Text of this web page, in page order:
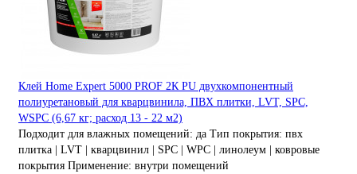
Клей Home Expert 5000 PROF 2К PU двухкомпонентный
полиуретановый для кварцвинила, ПВХ плитки, LVT, SPC,
WSPС (6,67 кг; расход 13 - 22 м2)
Подходит для влажных помещений: да Тип покрытия: пвх
плитка | LVT | кварцвинил | SPC | WPC | линолеум | ковровые
покрытия Применение: внутри помещений